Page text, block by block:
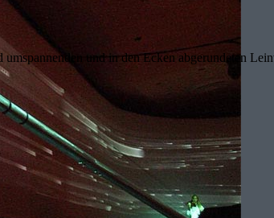
und in den Ecken abgerundeten